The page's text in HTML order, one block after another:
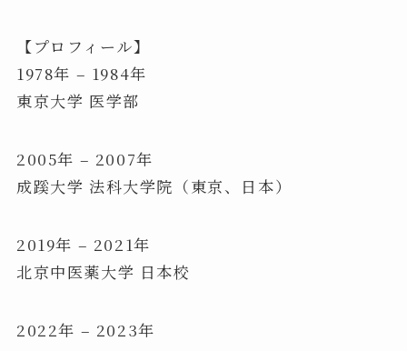
【プロフィール】
1978年 – 1984年
東京大学 医学部
2005年 – 2007年
成蹊大学 法科大学院（東京、日本）
2019年 – 2021年
北京中医薬大学 日本校
2022年 – 2023年